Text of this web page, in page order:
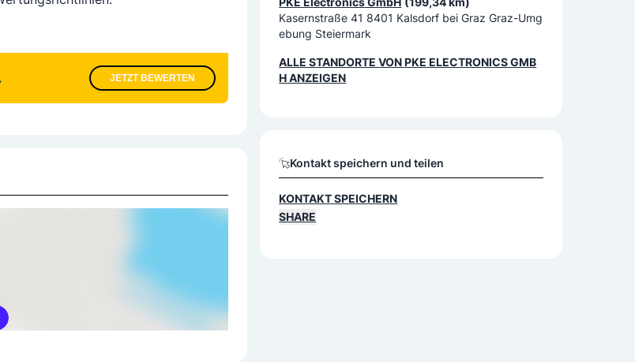
JETZT BEWERTEN
Kasernstraße 41 8401 Kalsdorf bei Graz Graz-Umg
ebung Steiermark
ALLE STANDORTE VONPKE ELECTRONICS GMB
HANZEIGEN
Kontakt speichern und teilen
KONTAKT SPEICHERN
SHARE